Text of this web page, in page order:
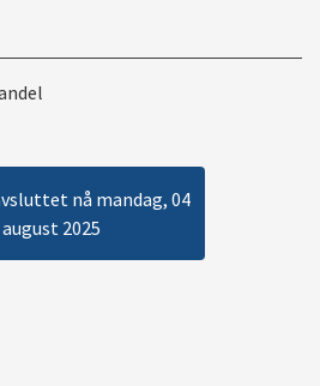
nå mandag, 04
august 2025